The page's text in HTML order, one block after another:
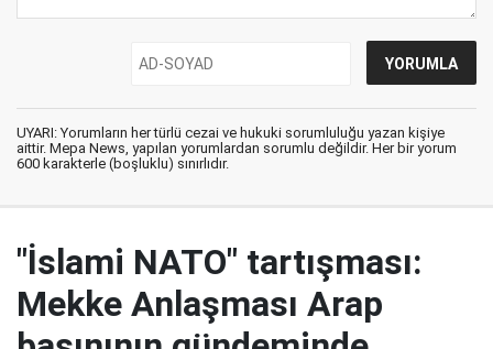
UYARI: Yorumların her türlü cezai ve hukuki sorumluluğu yazan kişiye
aittir. Mepa News, yapılan yorumlardan sorumlu değildir. Her bir yorum
600 karakterle (boşluklu) sınırlıdır.
"İslami NATO" tartışması:
Mekke Anlaşması Arap